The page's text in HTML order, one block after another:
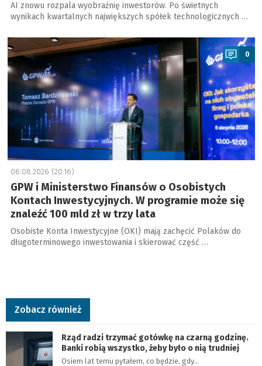
AI znowu rozpala wyobraźnię inwestorów. Po świetnych
wynikach kwartalnych największych spółek technologicznych …
a
0
06.08.2026 (20:16)
GPW i Ministerstwo Finansów o Osobistych
Kontach Inwestycyjnych. W programie może się
znaleźć 100 mld zł w trzy lata
Osobiste Konta Inwestycyjne (OKI) mają zachęcić Polaków do
długoterminowego inwestowania i skierować część …
Zobacz również
Rząd radzi trzymać gotówkę na czarną godzinę.
Banki robią wszystko, żeby było o nią trudniej
Osiem lat temu pytałem, co będzie, gdy…